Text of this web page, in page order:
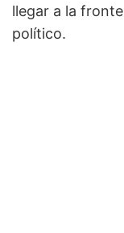
llegar a la
político.